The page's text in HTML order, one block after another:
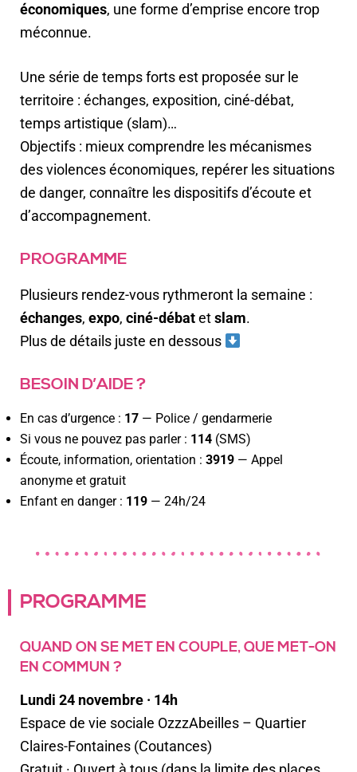
économiques, une forme d’emprise encore trop
méconnue.
Une série de temps forts est proposée sur le
territoire : échanges, exposition, ciné-débat,
temps artistique (slam)…
Objectifs : mieux comprendre les mécanismes
des violences économiques, repérer les situations
de danger, connaître les dispositifs d’écoute et
d’accompagnement.
PROGRAMME
Plusieurs rendez-vous rythmeront la semaine :
échanges, expo, ciné-débatetslam.
Plus de détails juste en dessous
BESOIN D’AIDE ?
En cas d’urgence : 17 — Police / gendarmerie
Si vous ne pouvez pas parler : 114 (SMS)
Écoute, information, orientation : 3919 — Appel
anonyme et gratuit
Enfant en danger : 119 — 24h/24
PROGRAMME
QUAND ON SE MET EN COUPLE, QUE MET-ON
EN COMMUN ?
Lundi 24 novembre · 14h
Espace de vie sociale OzzzAbeilles – Quartier
Claires-Fontaines (Coutances)